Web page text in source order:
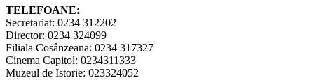
TELEFOANE:
Secretariat: 0234 312202
Director: 0234 324099
Filiala Cosânzeana: 0234 317327
Cinema Capitol: 0234311333
Muzeul de Istorie: 023324052